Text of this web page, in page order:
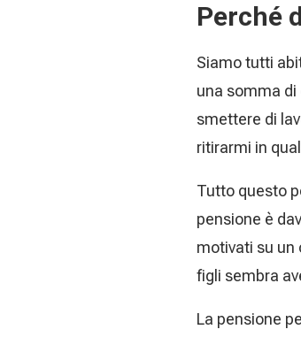
Perché
Siamo tutti
una somma
smettere di
ritirarmi in
Tutto questo
pensione è
motivati su un
figli sembra
La pensione